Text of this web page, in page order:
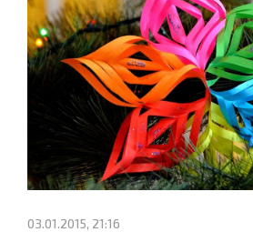
03.01.2015, 21:16